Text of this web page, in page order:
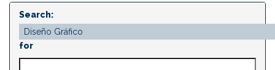
Search:
for